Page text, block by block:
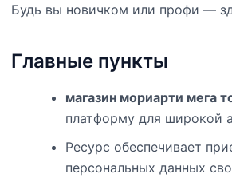
Будь вы новичком или профи —
Главные пункты
магазин мориарти мега
платформу для широкой
Ресурс обеспечивает
персональных данных